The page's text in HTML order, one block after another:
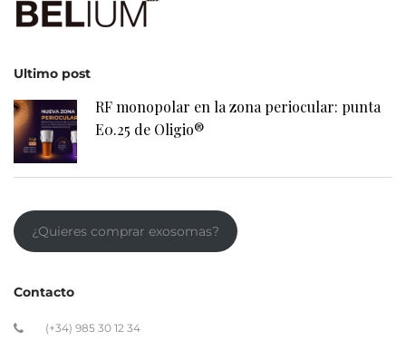
Ultimo post
RF monopolar en la zona periocular: punta
E0.25 de Oligio®
¿Quieres comprar exosomas?
Contacto
(+34) 985 30 12 34